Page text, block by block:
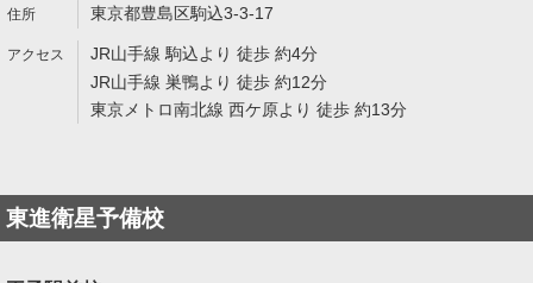
東京都豊島区駒込3-3-17
JR山手線 駒込より 徒歩 約4分
JR山手線 巣鴨より 徒歩 約12分
東京メトロ南北線 西ケ原より 徒歩 約13分
東進衛星予備校